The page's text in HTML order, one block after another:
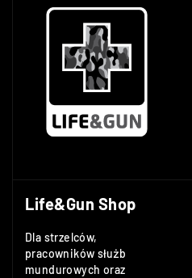
Life&Gun Shop
Dla strzelców,
pracowników służb
mundurowych oraz